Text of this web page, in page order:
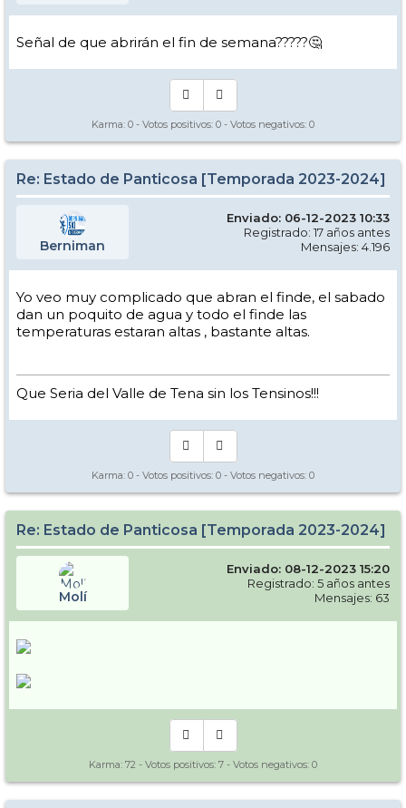
Señal de que abrirán el fin de semana?????🤔
Karma: 0 - Votos positivos: 0 - Votos negativos: 0
Re: Estado de Panticosa [Temporada 2023-2024]
Berniman
Enviado: 06-12-2023 10:33
Registrado: 17 años antes
Mensajes: 4.196
Yo veo muy complicado que abran el finde, el sabado
dan un poquito de agua y todo el finde las
temperaturas estaran altas , bastante altas.
Que Seria del Valle de Tena sin los Tensinos!!!
Karma: 0 - Votos positivos: 0 - Votos negativos: 0
Re: Estado de Panticosa [Temporada 2023-2024]
Molí
Enviado: 08-12-2023 15:20
Registrado: 5 años antes
Mensajes: 63
Karma: 72 - Votos positivos: 7 - Votos negativos: 0